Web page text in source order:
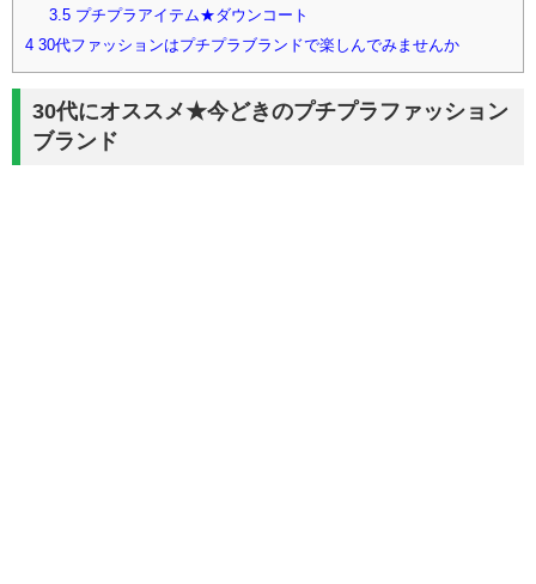
3.5プチプラアイテム★ダウンコート
4 30代ファッションはプチプラブランドで楽しんでみませんか
30代にオススメ★今どきのプチプラファッション
ブランド